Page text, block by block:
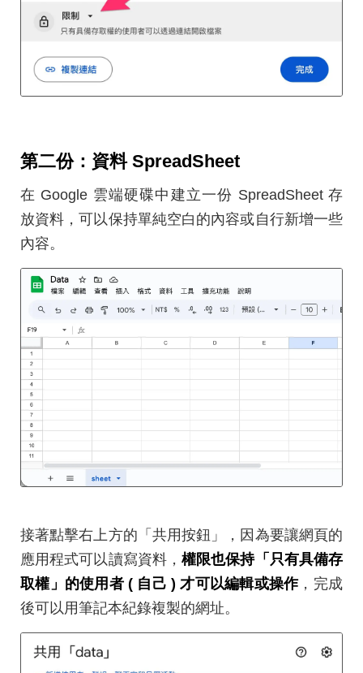
第二份：資料 SpreadSheet
在 Google 雲端硬碟中建立一份 SpreadSheet 存
放資料，可以保持單純空白的內容或自行新增一些
內容。
接著點擊右上方的「共用按鈕」，因為要讓網頁的
應用程式可以讀寫資料，權限也保持「只有具備存
取權」的使用者 ( 自己 ) 才可以編輯或操作，完成
後可以用筆記本紀錄複製的網址。